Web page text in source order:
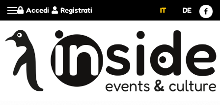
Registrati
Accedi IT DE